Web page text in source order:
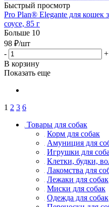
Быстрый просмотр
Pro Plan® Elegante для кошек
соусе, 85 г
Больше 10
98 ₽/шт
-
+
В корзину
Показать еще
1 2 3 6
Товары для собак
Корм для собак
Амуниция для
Игрушки для
Клетки, будки,
Лакомства для
Лежаки для собак
Миски для собак
Одежда для собак